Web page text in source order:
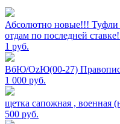
Абсолютно новые!!!
отдам по последней
1 руб.
ВбЮ/OzЮ(00-27)
1 000 руб.
щетка сапожная , военная
500 руб.